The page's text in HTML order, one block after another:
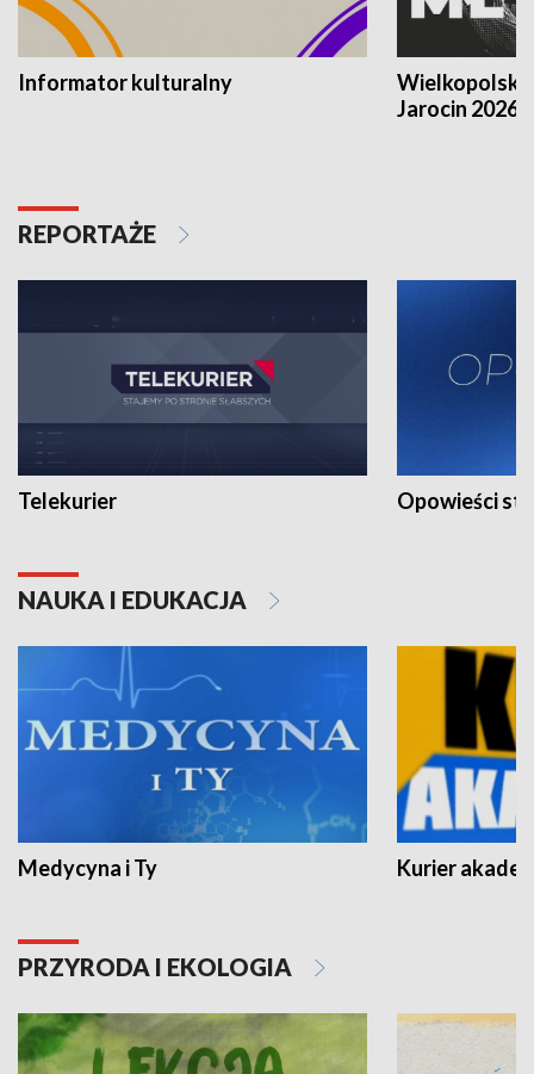
Informator kulturalny
Jarocin 2026
REPORTAŻE
Telekurier Opowieści
NAUKA I EDUKACJA
Medycyna i Ty Kurier
PRZYRODA I EKOLOGIA